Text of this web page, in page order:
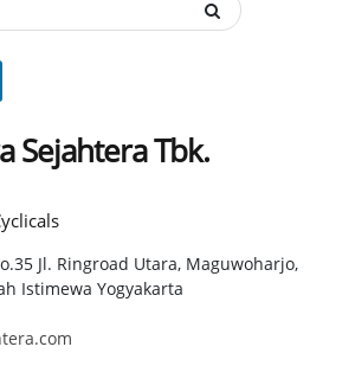
Sejahtera Tbk.
Jl. Ringroad Utara, Maguwoharjo,
Istimewa Yogyakarta